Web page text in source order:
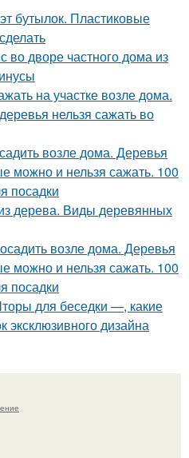
бутылок. Пластиковые
дворе частного дома из
на участке возле дома.
нельзя сажать во
возле дома. Деревья
можно и нельзя сажать. 100
посадки
дерева. Виды деревянных
возле дома. Деревья
можно и нельзя сажать. 100
посадки
для беседки —, какие
эксклюзивного дизайна